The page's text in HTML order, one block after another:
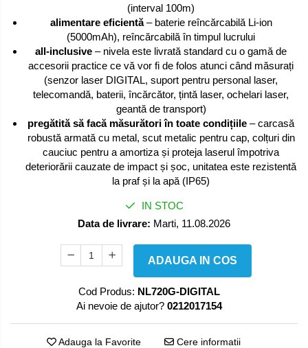
(interval 100m)
alimentare eficientă– baterie reîncărcabilă Li-ion
(5000mAh), reîncărcabilă în timpul lucrului
all-inclusive – nivela este livrată standard cu o gamă de
accesorii practice ce vă vor fi de folos atunci când măsurați
(senzor laser DIGITAL, suport pentru personal laser,
telecomandă, baterii, încărcător, țintă laser, ochelari laser,
geantă de transport)
pregătită să facă măsurători în toate condițiile – carcasă
robustă armată cu metal, scut metalic pentru cap, colțuri din
cauciuc pentru a amortiza și proteja laserul împotriva
deteriorării cauzate de impact și șoc, unitatea este rezistentă
la praf și la apă (IP65)
IN STOC
Data de livrare: Marti, 11.08.2026
ADAUGA IN COS
Cod Produs: NL720G-DIGITAL
Ai nevoie de ajutor? 0212017154
Adauga la Favorite Cere informatii